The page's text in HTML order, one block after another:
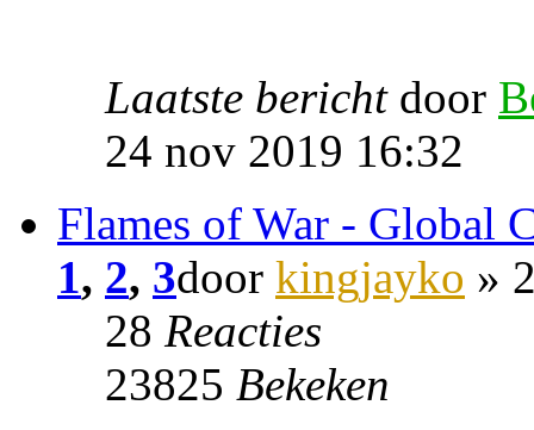
Laatste bericht door
24 nov 2019 16:32
Flames of War - Global
1, 2, 3door kingjayko »
28 Reacties
23825 Bekeken